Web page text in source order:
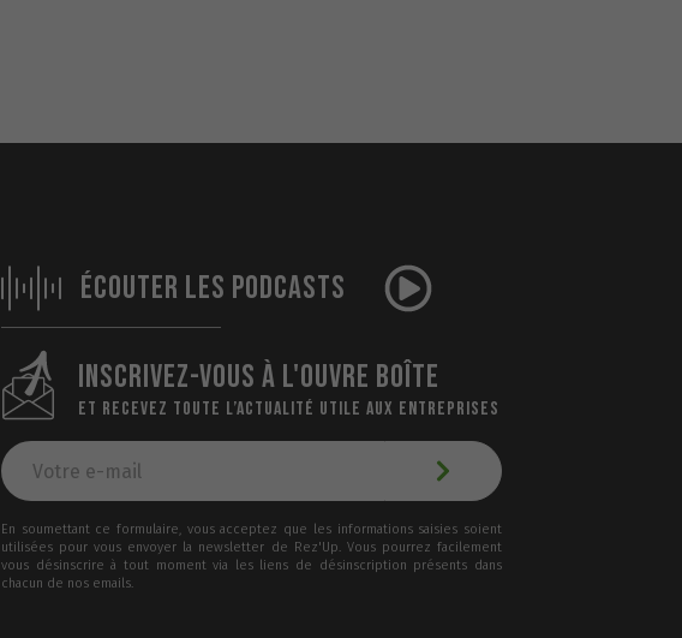
ÉCOUTER LES PODCASTS
INSCRIVEZ-VOUS À L'OUVRE BOÎTE
ET RECEVEZ TOUTE L’ACTUALITÉ UTILE AUX ENTREPRISES
En soumettant ce formulaire, vous acceptez que les informations saisies soient
utilisées pour vous envoyer la newsletter de Rez'Up. Vous pourrez facilement
vous désinscrire à tout moment via les liens de désinscription présents dans
chacun de nos emails.